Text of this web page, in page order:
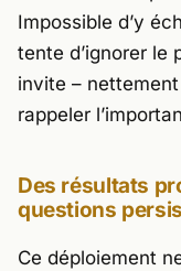
Impossible d’y
tente d’ignorer le
invite –
rappeler
Des résultats
questions
Ce déploiement